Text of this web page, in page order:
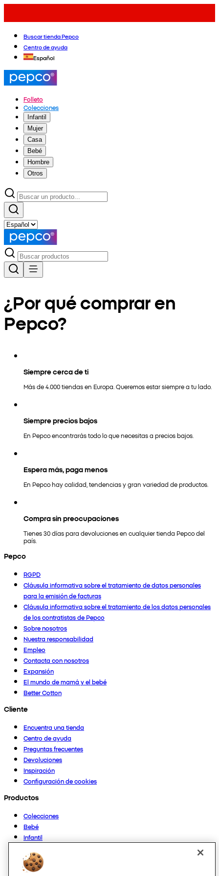
Buscar tienda Pepco
Centro de ayuda
Español
Folleto
Colecciones
Infantil
Mujer
Casa
Bebé
Hombre
Otros
¿Por qué comprar en
Pepco?
Siempre cerca de ti
Más de 4.000 tiendas en Europa. Queremos estar siempre a tu lado.
Siempre precios bajos
En Pepco encontrarás todo lo que necesitas a precios bajos.
Espera más, paga menos
En Pepco hay calidad, tendencias y gran variedad de productos.
Compra sin preocupaciones
Tienes 30 días para devoluciones en cualquier tienda Pepco del
país.
Pepco
RGPD
Cláusula informativa sobre el tratamiento de datos personales
para la emisión de facturas
Cláusula informativa sobre el tratamiento de los datos personales
de los contratistas de Pepco
Sobre nosotros
Nuestra responsabilidad
Empleo
Contacta con nosotros
Expansión
El mundo de mamá y el bebé
Better Cotton
Cliente
Encuentra una tienda
Centro de ayuda
Preguntas frecuentes
Devoluciones
Inspiración
Configuración de cookies
Productos
Colecciones
Bebé
Infantil
Mujer
Hombre